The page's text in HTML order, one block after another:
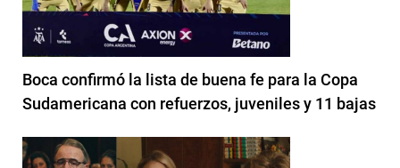
Boca confirmó la lista de buena fe para la Copa
Sudamericana con refuerzos, juveniles y 11 bajas